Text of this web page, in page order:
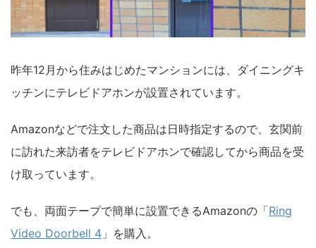
昨年12月から住みはじめたマンションには、ダイニングキ
ッチンにテレビドアホンが設置されています。
Amazonなどで注文した商品は日時指定するので、玄関前
に訪れた来訪者をテレビドアホンで確認してから商品を受
け取っています。
でも、両面テープで簡単に設置できるAmazonの「Ring
Video Doorbell 4 」を購入。